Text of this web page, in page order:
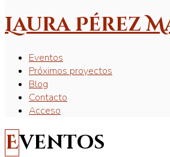
Laura Pérez
Eventos
Próximos proyectos
Blog
Contacto
Acceso
Eventos